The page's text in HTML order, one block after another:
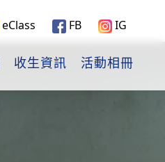
eClass FB IG
收生資訊 活動相冊